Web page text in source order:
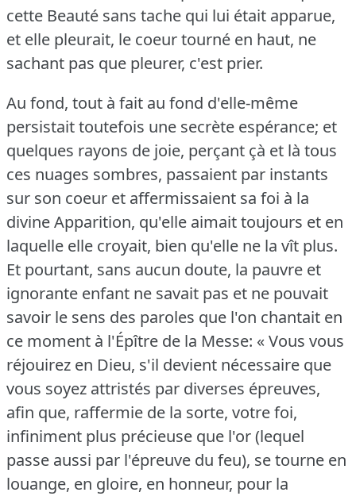
cette Beauté sans tache qui lui était apparue,
et elle pleurait, le coeur tourné en haut, ne
sachant pas que pleurer, c'est prier.
Au fond, tout à fait au fond d'elle-même
persistait toutefois une secrète espérance; et
quelques rayons de joie, perçant çà et là tous
ces nuages sombres, passaient par instants
sur son coeur et affermissaient sa foi à la
divine Apparition, qu'elle aimait toujours et en
laquelle elle croyait, bien qu'elle ne la vît plus.
Et pourtant, sans aucun doute, la pauvre et
ignorante enfant ne savait pas et ne pouvait
savoir le sens des paroles que l'on chantait en
ce moment à l'Épître de la Messe: « Vous vous
réjouirez en Dieu, s'il devient nécessaire que
vous soyez attristés par diverses épreuves,
afin que, raffermie de la sorte, votre foi,
infiniment plus précieuse que l'or (lequel
passe aussi par l'épreuve du feu), se tourne en
louange, en gloire, en honneur, pour la